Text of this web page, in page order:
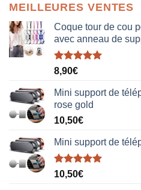
MEILLEURES VENTES
Coque tour de cou
avec anneau de
Note5.00
8,90€
Mini support de
rose gold
10,50€
Mini support de
Note5.00
10,50€